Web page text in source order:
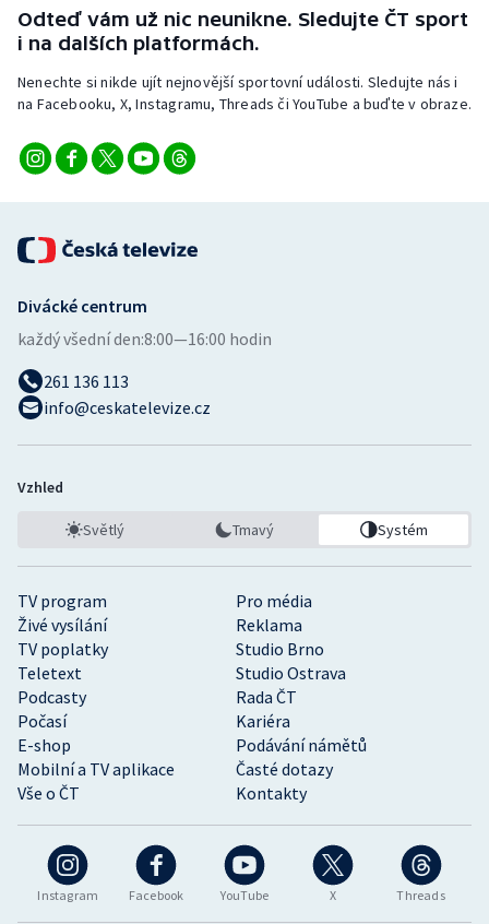
Odteď vám už nic neunikne. Sledujte ČT sport
i na dalších platformách.
Nenechte si nikde ujít nejnovější sportovní události. Sledujte nás i
na Facebooku, X, Instagramu, Threads či YouTube a buďte v obraze.
Instagram Facebook YouTube X Threads
TV program
Pro média
Živé vysílání
Reklama
TV poplatky
Studio Brno
Teletext
Studio Ostrava
Podcasty
Rada ČT
Počasí
Kariéra
E-shop
Podávání námětů
Mobilní a TV aplikace
Časté dotazy
Vše o ČT
Kontakty
Divácké centrum
každý všední den:8:00—16:00 hodin
261 136 113
info@ceskatelevize.cz
Vzhled
Světlý Tmavý Systém